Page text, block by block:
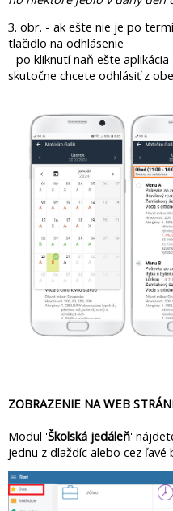
3. obr. - ak ešte nie je po
tlačidlo na odhlásenie
- po kliknutí naň ešte
skutočne chcete odhlásiť z
ZOBRAZENIE NA WEB
Modul 'Školská jedáleň'
jednu z dlaždíc alebo cez